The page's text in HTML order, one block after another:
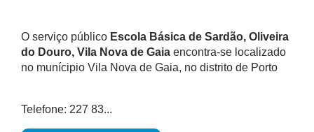
O serviço público Escola Básica de Sardão, Oliveira
do Douro, Vila Nova de Gaia encontra-se localizado
no munícipio Vila Nova de Gaia, no distrito de Porto
Telefone: 227 83...